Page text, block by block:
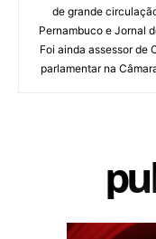
de grande
Pernambuco e Jornal
Foi ainda assessor de
parlamentar na